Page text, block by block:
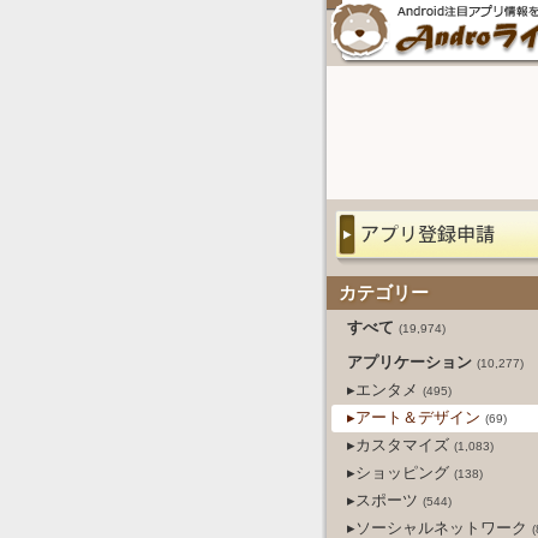
カテゴリー
すべて (19,974)
アプリケーション (10,277)
▸エンタメ (495)
▸アート＆デザイン (69)
▸カスタマイズ (1,083)
▸ショッピング (138)
▸スポーツ (544)
▸ソーシャルネットワーク